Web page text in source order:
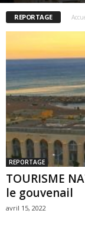
REPORTAGE
REPORTAGE
TOURISME
le gouvenail
avril 15, 2022